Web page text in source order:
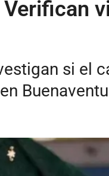
si el